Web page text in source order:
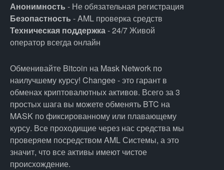
Анонимность - Не обязательная регистрация
Безопастность - AML проверка средств
Техническая поддержка- 24/7 Живой
оператор всегда онлайн
Обменивайте Bitcoin на Mask Network по
наилучшему курсу! Changee - это гарант в
обменах криптовалютных активов. Всего за 3
простых шага вы можете обменять BTC на
MASK по фиксированному или плавающему
курсу. Все проходищие через нас средства мы
проверяем посредством AML Системы, а это
значит, что все активы имеют чистое
происхождение.